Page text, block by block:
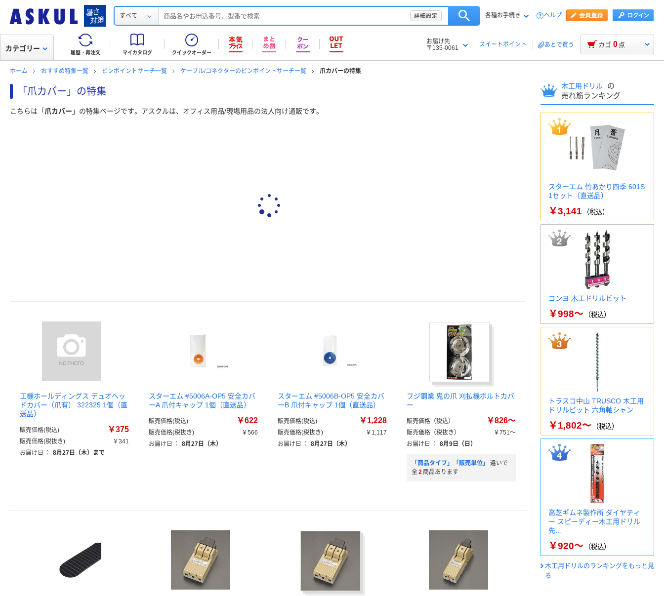
すべて 詳細設定 各種お手続き ヘルプ
履歴・再注文 マイカタログ クイックオーダー
お届け先
〒135-0061
スイートポイント あとで買う
カテゴリー カゴ 0 点
ホーム おすすめ特集一覧 ピンポイントサーチ一覧 ケーブル/コネクターのピンポイントサーチ一覧 爪カバーの特集
「爪カバー」の特集
こちらは「 爪カバー 」の特集ページです。アスクルは、オフィス用品/現場用品の法人向け通販です。
工機ホールディングス デュオヘッ
ドカバー（爪有） 322325 1個（直
送品）
販売価格(税込) ￥375
販売価格(税抜き)
￥341
お届け日
： 8月27日（木）まで
スターエム #5006A-OP5 安全カバ
ーA 爪付キャップ 1個（直送品）
販売価格(税込) ￥622
販売価格(税抜き)
￥566
お届け日
： 8月27日（木）
スターエム #5006B-OP5 安全カバ
ーB 爪付キャップ 1個（直送品）
販売価格(税込) ￥1,228
販売価格(税抜き)
￥1,117
お届け日
： 8月27日（木）
フジ鋼業 鬼の爪 刈払機ボルトカバ
ー
販売価格（税込） ￥826～
販売価格（税抜き）
￥751～
お届け日
： 8月9日（日）
「商品タイプ」「販売単位」
違いで
全2 商品あります
木工用ドリル
の
売れ筋ランキング
スターエム 竹あかり四季 601S
1セット（直送品）
￥3,141 （税込）
コンヨ 木工ドリルビット
￥998～ （税込）
トラスコ中山 TRUSCO 木工用
ドリルビット 六角軸シャン…
￥1,802～ （税込）
高芝ギムネ製作所 ダイヤティ
ー スピーディー木工用ドリル
先…
￥920～ （税込）
木工用ドリルのランキングをもっと見
る